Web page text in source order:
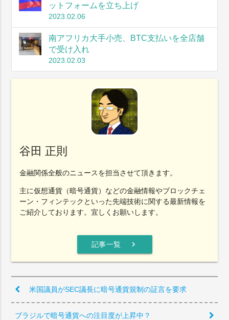
ットフォームを立ち上げ
2023.02.06
南アフリカ大手小売、BTC支払いを全店舗
で受け入れ
2023.02.03
谷田 正則
金融関係全般のニュースを担当させて頂きます。
主に仮想通貨（暗号通貨）などの金融情報やブロックチェ
ーン・フィンテックといった先端技術に関する最新情報を
ご紹介しております。宜しくお願いします。
記事一覧 chevron_right
米国議員がSEC議長に暗号通貨規制の証言を要求
ブラジルで暗号通貨への注目度が上昇中？